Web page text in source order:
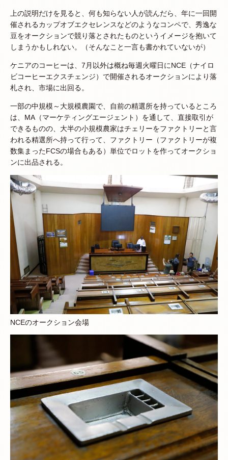
上の説明だけを見ると、何も知らない人が読んだら、年に一回開
催されるカップオブエクセレンスなどのようなコンペで、秀逸な
豆をオークションで競り落とされたものというイメージを抱いて
しまうかもしれない。（そんなこと一言も書かれていないが）
ケニアのコーヒーは、7月以外は概ね毎週火曜日にNCE（ナイロ
ビコーヒーエクスチェンジ）で開催されるオークションにより落
札され、市場に出回る。
一部の中規模～大規模農園で、自前の精選所を持っているところ
は、MA（マーケティングエージェント）を通して、直接取引が
できるものの、大半の小規模農家はチェリーをファクトリーと言
われる精選所へ持って行って、ファクトリー（ファクトリーが複
数集まったFCSの場合もある）単位でロットを作ってオークショ
ンに出品される。
NCEのオークション会場